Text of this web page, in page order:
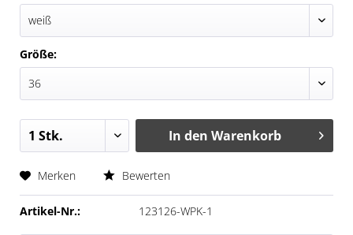
Größe:
In den Warenkorb
Merken Bewerten
Artikel-Nr.: 123126-WPK-1